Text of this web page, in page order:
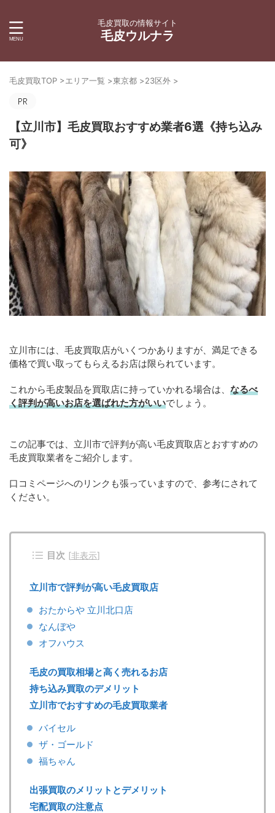
毛皮買取の情報サイト
毛皮ウルナラ
毛皮買取TOP >エリア一覧 >東京都 >23区外 >
【立川市】毛皮買取おすすめ業者6選《持ち込み
可》
立川市には、毛皮買取店がいくつかありますが、満足できる
価格で買い取ってもらえるお店は限られています。
これから毛皮製品を買取店に持っていかれる場合は、 なるべ
く評判が高いお店を選ばれた方がいいでしょう。
この記事では、立川市で評判が高い毛皮買取店とおすすめの
毛皮買取業者をご紹介します。
口コミページへのリンクも張っていますので、参考にされて
ください。
目次 [非表示]
立川市で評判が高い毛皮買取店
おたからや 立川北口店
なんぼや
オフハウス
毛皮の買取相場と高く売れるお店
持ち込み買取のデメリット
立川市でおすすめの毛皮買取業者
バイセル
ザ・ゴールド
福ちゃん
出張買取のメリットとデメリット
宅配買取の注意点